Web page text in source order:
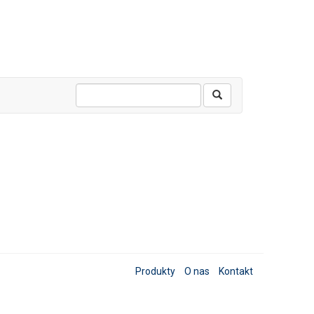
Produkty O nas Kontakt